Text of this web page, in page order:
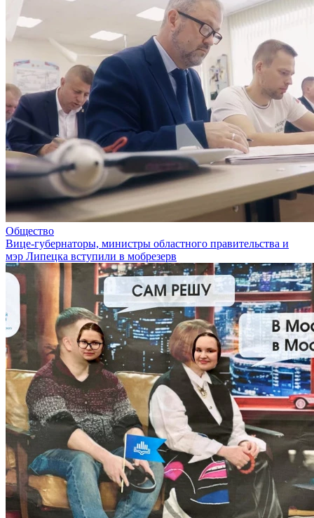
Общество
Вице-губернаторы, министры областного правительства и
мэр Липецка вступили в мобрезерв